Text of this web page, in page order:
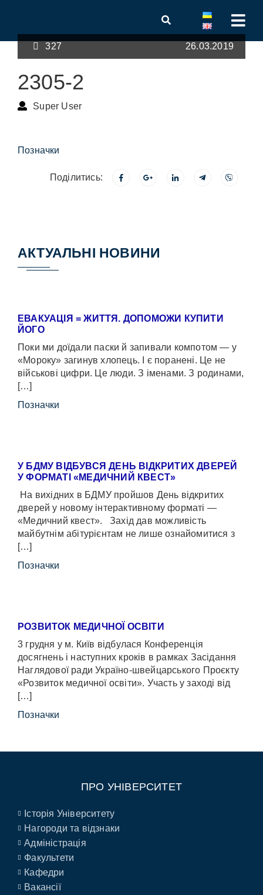
327 26.03.2019
2305-2
Super User
Позначки
Поділитись:
АКТУАЛЬНІ НОВИНИ
ЕВАКУАЦІЯ = ЖИТТЯ. ДОПОМОЖИ КУПИТИ
ЙОГО
Поки ми доїдали паски й запивали компотом — у
«Мороку» загинув хлопець. І є поранені. Це не
військові цифри. Це люди. З іменами. З родинами,
[…]
Позначки
У БДМУ ВІДБУВСЯ ДЕНЬ ВІДКРИТИХ ДВЕРЕЙ
У ФОРМАТІ «МЕДИЧНИЙ КВЕСТ»
На вихідних в БДМУ пройшов День відкритих
дверей у новому інтерактивному форматі —
«Медичний квест». Захід дав можливість
майбутнім абітурієнтам не лише ознайомитися з
[…]
Позначки
РОЗВИТОК МЕДИЧНОЇ ОСВІТИ
3 грудня у м. Київ відбулася Конференція
досягнень і наступних кроків в рамках Засідання
Наглядової ради Україно-швейцарського Проєкту
«Розвиток медичної освіти». Участь у заході від
[…]
Позначки
ПРО УНІВЕРСИТЕТ
Історія Університету
Нагороди та відзнаки
Адміністрація
Факультети
Кафедри
Вакансії